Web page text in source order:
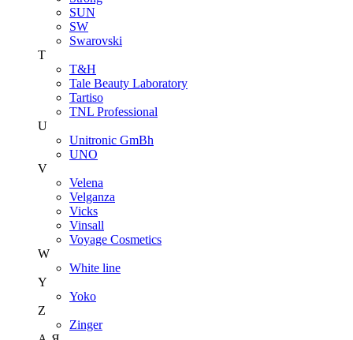
SUN
SW
Swarovski
T
T&H
Tale Beauty Laboratory
Tartiso
TNL Professional
U
Unitroniс GmBh
UNO
V
Velena
Velganza
Vicks
Vinsall
Voyage Cosmetics
W
White line
Y
Yoko
Z
Zinger